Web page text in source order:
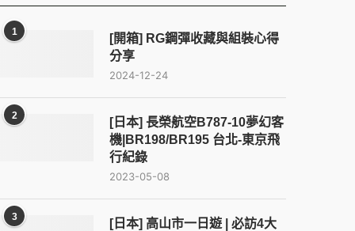
1
[開箱] RG鋼彈收藏與組裝心得
分享
2024-12-24
2
[日本] 長榮航空B787-10夢幻客
機|BR198/BR195 台北-東京飛
行紀錄
2023-05-08
3
[日本] 高山市一日遊 | 必訪4大